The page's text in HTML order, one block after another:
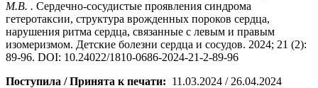
М.В. . Сердечно-сосудистые проявления синдрома
гетеротаксии, структура врожденных пороков сердца,
нарушения ритма сердца, связанные с левым и правым
изомеризмом. Детские болезни сердца и сосудов. 2024; 21 (2):
89-96. DOI: 10.24022/1810-0686-2024-21-2-89-96
Поступила / Принята к печати: 11.03.2024 / 26.04.2024